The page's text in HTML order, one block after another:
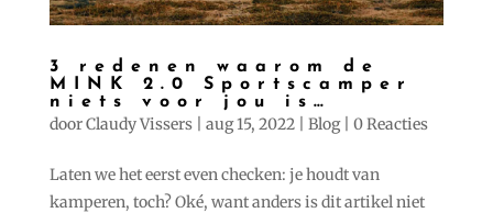
3 redenen waarom de
MINK 2.0 Sportscamper
niets voor jou is…
doorClaudy Vissers| aug 15, 2022| Blog| 0 Reacties
Laten we het eerst even checken: je houdt van
kamperen, toch? Oké, want anders is dit artikel niet